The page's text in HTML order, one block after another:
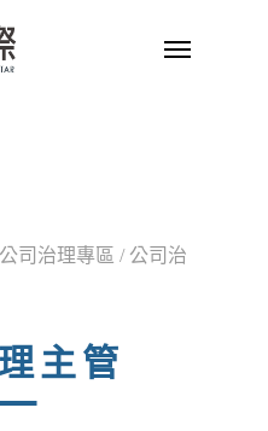
司治理專區 / 公司治
主管